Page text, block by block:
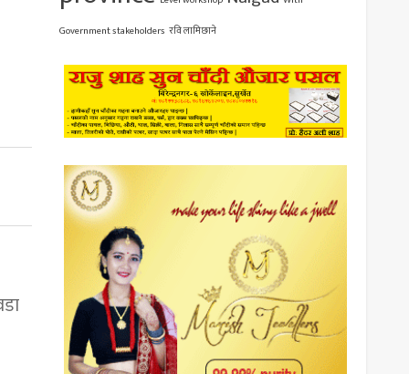
Government stakeholders रवि लामिछाने